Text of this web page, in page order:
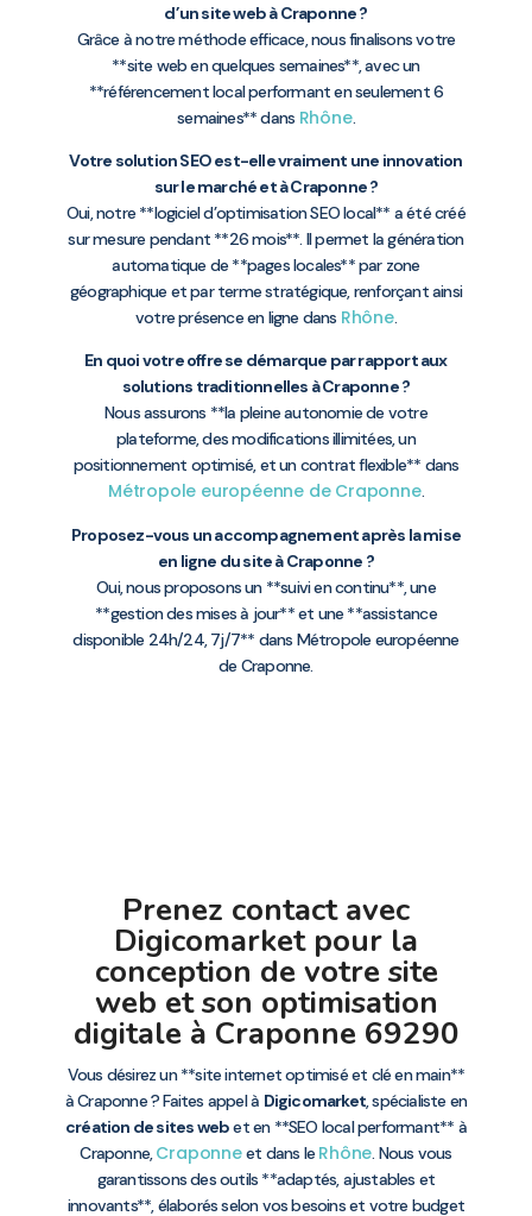
d’un site web à Craponne ?
Grâce à notre méthode efficace, nous finalisons votre
**site web en quelques semaines**, avec un
**référencement local performant en seulement 6
semaines** dans Rhône.
Votre solution SEO est-elle vraiment une innovation
sur le marché et à Craponne ?
Oui, notre **logiciel d’optimisation SEO local** a été créé
sur mesure pendant **26 mois**. Il permet la génération
automatique de **pages locales** par zone
géographique et par terme stratégique, renforçant ainsi
votre présence en ligne dans Rhône.
En quoi votre offre se démarque par rapport aux
solutions traditionnelles à Craponne ?
Nous assurons **la pleine autonomie de votre
plateforme, des modifications illimitées, un
positionnement optimisé, et un contrat flexible** dans
Métropole européenne de Craponne.
Proposez-vous un accompagnement après la mise
en ligne du site à Craponne ?
Oui, nous proposons un **suivi en continu**, une
**gestion des mises à jour** et une **assistance
disponible 24h/24, 7j/7** dans Métropole européenne
de Craponne.
Prenez contact avec
Digicomarket pour la
conception de votre site
web et son optimisation
digitale à Craponne 69290
Vous désirez un **site internet optimisé et clé en main**
à Craponne ? Faites appel à Digicomarket, spécialiste en
création de sites webet en **SEO local performant** à
Craponne,Craponneet dans le Rhône. Nous vous
garantissons des outils **adaptés, ajustables et
innovants**, élaborés selon vos besoins et votre budget